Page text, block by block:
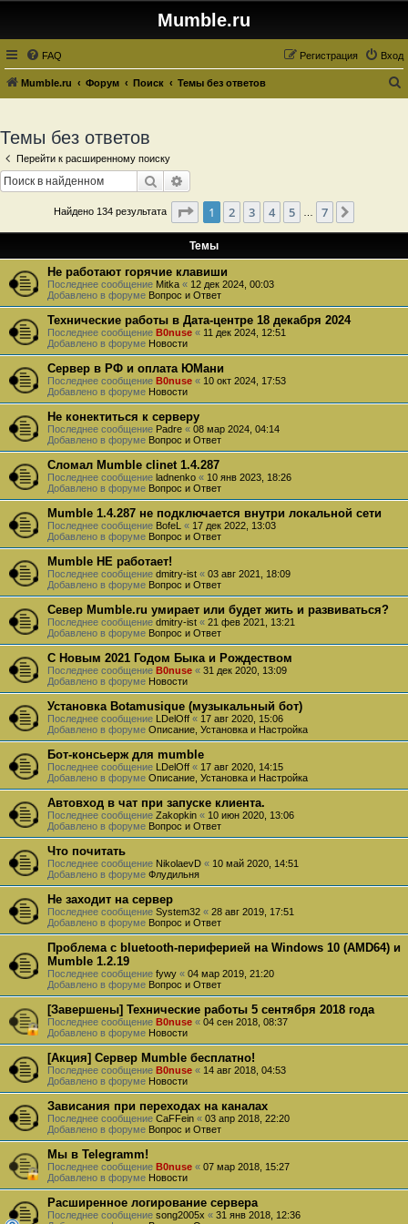
Mumble.ru
FAQ Вход
Регистрация
Mumble.ru Форум Поиск Темы без ответов
Темы без ответов
Перейти к расширенному поиску
Поиск
Найдено 134 результата Страница из
1 2 3 4 5 7
Темы
Не работают горячие клавиши
Последнее сообщение Mitka « 12 дек 2024, 00:03
Добавлено в форуме Вопрос и Ответ
Технические работы в Дата-центре 18 декабря 2024
Последнее сообщение B0nuse « 11 дек 2024, 12:51
Добавлено в форуме Новости
Сервер в РФ и оплата ЮМани
Последнее сообщение B0nuse « 10 окт 2024, 17:53
Добавлено в форуме Новости
Не конектиться к серверу
Последнее сообщение Padre « 08 мар 2024, 04:14
Добавлено в форуме Вопрос и Ответ
Сломал Mumble clinet 1.4.287
Последнее сообщение ladnenko « 10 янв 2023, 18:26
Добавлено в форуме Вопрос и Ответ
Mumble 1.4.287 не подключается внутри локальной сети
Последнее сообщение BofeL « 17 дек 2022, 13:03
Добавлено в форуме Вопрос и Ответ
Mumble НЕ работает!
Последнее сообщение dmitry-ist « 03 авг 2021, 18:09
Добавлено в форуме Вопрос и Ответ
Север Mumble.ru умирает или будет жить и развиваться?
Последнее сообщение dmitry-ist « 21 фев 2021, 13:21
Добавлено в форуме Вопрос и Ответ
С Новым 2021 Годом Быка и Рождеством
Последнее сообщение B0nuse « 31 дек 2020, 13:09
Добавлено в форуме Новости
Установка Botamusique (музыкальный бот)
Последнее сообщение LDelOff « 17 авг 2020, 15:06
Добавлено в форуме Описание, Установка и Настройка
Бот-консьерж для mumble
Последнее сообщение LDelOff « 17 авг 2020, 14:15
Добавлено в форуме Описание, Установка и Настройка
Автовход в чат при запуске клиента.
Последнее сообщение Zakopkin « 10 июн 2020, 13:06
Добавлено в форуме Вопрос и Ответ
Что почитать
Последнее сообщение NikolaevD « 10 май 2020, 14:51
Добавлено в форуме Флудильня
Не заходит на сервер
Последнее сообщение System32 « 28 авг 2019, 17:51
Добавлено в форуме Вопрос и Ответ
Проблема с bluetooth-периферией на Windows 10 (AMD64) и
Mumble 1.2.19
Последнее сообщение fywy « 04 мар 2019, 21:20
Добавлено в форуме Вопрос и Ответ
[Завершены] Технические работы 5 сентября 2018 года
Последнее сообщение B0nuse « 04 сен 2018, 08:37
Добавлено в форуме Новости
[Акция] Сервер Mumble бесплатно!
Последнее сообщение B0nuse « 14 авг 2018, 04:53
Добавлено в форуме Новости
Зависания при переходах на каналах
Последнее сообщение CaFFein « 03 апр 2018, 22:20
Добавлено в форуме Вопрос и Ответ
Мы в Telegramm!
Последнее сообщение B0nuse « 07 мар 2018, 15:27
Добавлено в форуме Новости
Расширенное логирование сервера
Последнее сообщение song2005x « 31 янв 2018, 12:36